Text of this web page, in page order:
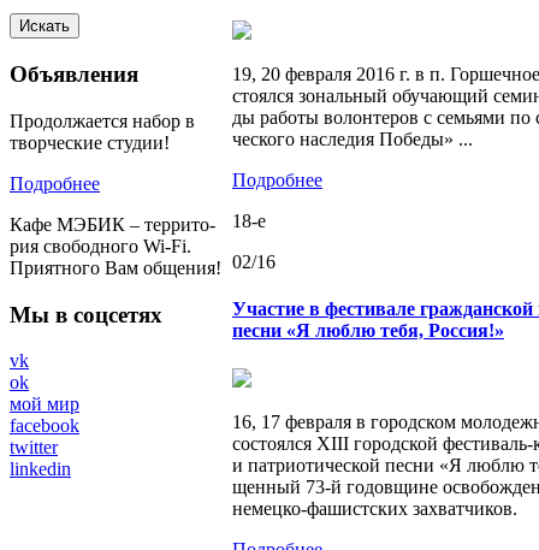
Объявления
Про­дол­жа­ет­ся набор в
твор­че­ские сту­дии!
Подробнее
Кафе МЭБИК – тер­ри­то­
рия сво­бод­но­го Wi-Fi.
При­ят­но­го Вам об­ще­ния!
Мы в соцcетях
vk
ok
мой мир
facebook
twitter
linkedin
19, 20 фев­ра­ля 2016 г. в п.
сто­ял­ся зо­наль­ный обу­ча­ю­щий
ды ра­бо­ты во­лон­те­ров с се­мья­ми
че­ско­го на­сле­дия По­бе­ды» ...
Подробнее
18-e
02/16
Участие в фестивале гражданской
песни «Я люблю тебя, Россия!»
16, 17 фев­ра­ля в го­род­ском
со­сто­ял­ся XIII го­род­ской
и пат­ри­о­ти­че­ской песни «Я люблю
щен­ный 73-й го­дов­щине
немец­ко-фа­шист­ских за­хват­чи­ков.